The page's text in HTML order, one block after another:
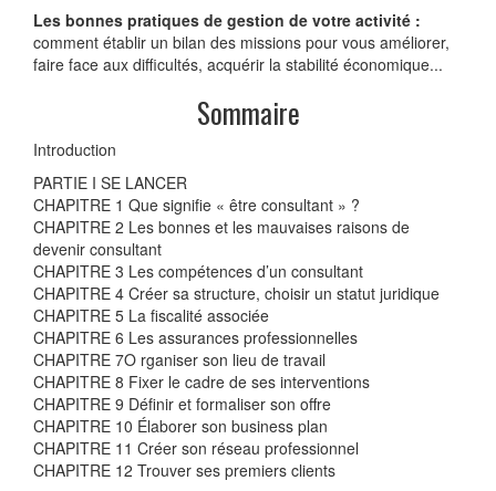
Les bonnes pratiques de gestion de votre activité :
comment établir un bilan des missions pour vous améliorer,
faire face aux difficultés, acquérir la stabilité économique...
Sommaire
Introduction
PARTIE I SE LANCER
CHAPITRE 1 Que signifie « être consultant » ?
CHAPITRE 2 Les bonnes et les mauvaises raisons de
devenir consultant
CHAPITRE 3 Les compétences d’un consultant
CHAPITRE 4 Créer sa structure, choisir un statut juridique
CHAPITRE 5 La fiscalité associée
CHAPITRE 6 Les assurances professionnelles
CHAPITRE 7O rganiser son lieu de travail
CHAPITRE 8 Fixer le cadre de ses interventions
CHAPITRE 9 Définir et formaliser son offre
CHAPITRE 10 Élaborer son business plan
CHAPITRE 11 Créer son réseau professionnel
CHAPITRE 12 Trouver ses premiers clients